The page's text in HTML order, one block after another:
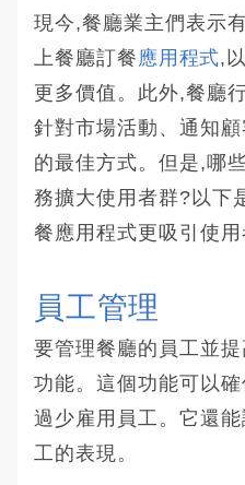
現今,餐廳業主們表示
上餐廳訂餐 應用程式,
更多價值。此外,餐廳
針對市場活動、通知
的最佳方式。但是,哪
務擴大使用者群?以下
餐應用程式更吸引使
員工管理
要管理餐廳的員工並
功能。這個功能可以
過少雇用員工。它還
工的表現。